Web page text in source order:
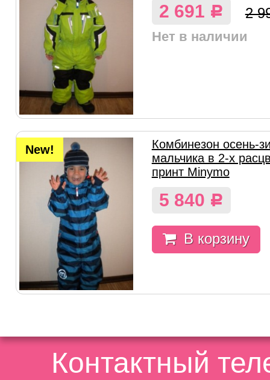
2 691 Р 2
Нет в наличии
New!
Комбинезон осень-
мальчика в 2-х
принт Minymo
5 840 Р
В корзину
Контактный